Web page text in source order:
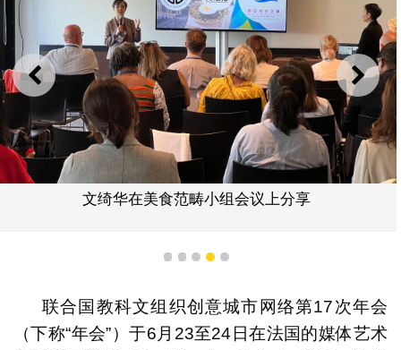
上一则 下一
文绮华在美食范畴小组会议上分享
1 2 3 4 5
联合国教科文组织创意城市网络第17次年会
（下称“年会”）于6月23至24日在法国的媒体艺术